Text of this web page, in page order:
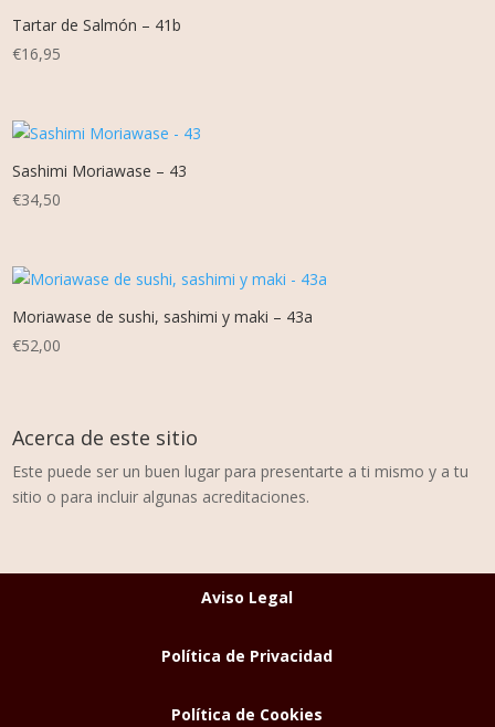
Tartar de Salmón – 41b
€16,95
Sashimi Moriawase – 43
€34,50
Moriawase de sushi, sashimi y maki – 43a
€52,00
Acerca de este sitio
Este puede ser un buen lugar para presentarte a ti mismo y a tu
sitio o para incluir algunas acreditaciones.
Aviso Legal
Política de Privacidad
Política de Cookies